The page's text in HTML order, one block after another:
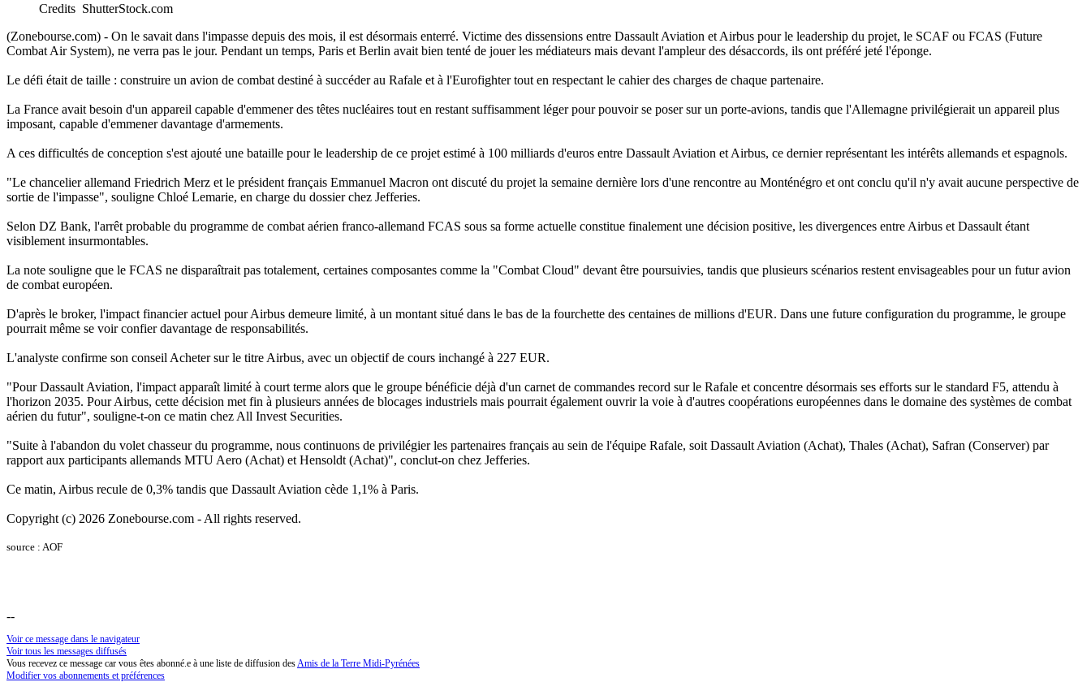
Credits ShutterStock.com
(Zonebourse.com) - On le savait dans l'impasse depuis des mois, il est désormais enterré. Victime des dissensions entre Dassault Aviation et Airbus pour le leadership du projet, le SCAF ou FCAS (Future
Combat Air System), ne verra pas le jour. Pendant un temps, Paris et Berlin avait bien tenté de jouer les médiateurs mais devant l'ampleur des désaccords, ils ont préféré jeté l'éponge.
Le défi était de taille : construire un avion de combat destiné à succéder au Rafale et à l'Eurofighter tout en respectant le cahier des charges de chaque partenaire.
La France avait besoin d'un appareil capable d'emmener des têtes nucléaires tout en restant suffisamment léger pour pouvoir se poser sur un porte-avions, tandis que l'Allemagne privilégierait un appareil plus
imposant, capable d'emmener davantage d'armements.
A ces difficultés de conception s'est ajouté une bataille pour le leadership de ce projet estimé à 100 milliards d'euros entre Dassault Aviation et Airbus, ce dernier représentant les intérêts allemands et espagnols.
"Le chancelier allemand Friedrich Merz et le président français Emmanuel Macron ont discuté du projet la semaine dernière lors d'une rencontre au Monténégro et ont conclu qu'il n'y avait aucune perspective de
sortie de l'impasse", souligne Chloé Lemarie, en charge du dossier chez Jefferies.
Selon DZ Bank, l'arrêt probable du programme de combat aérien franco-allemand FCAS sous sa forme actuelle constitue finalement une décision positive, les divergences entre Airbus et Dassault étant
visiblement insurmontables.
La note souligne que le FCAS ne disparaîtrait pas totalement, certaines composantes comme la "Combat Cloud" devant être poursuivies, tandis que plusieurs scénarios restent envisageables pour un futur avion
de combat européen.
D'après le broker, l'impact financier actuel pour Airbus demeure limité, à un montant situé dans le bas de la fourchette des centaines de millions d'EUR. Dans une future configuration du programme, le groupe
pourrait même se voir confier davantage de responsabilités.
L'analyste confirme son conseil Acheter sur le titre Airbus, avec un objectif de cours inchangé à 227 EUR.
"Pour Dassault Aviation, l'impact apparaît limité à court terme alors que le groupe bénéficie déjà d'un carnet de commandes record sur le Rafale et concentre désormais ses efforts sur le standard F5, attendu à
l'horizon 2035. Pour Airbus, cette décision met fin à plusieurs années de blocages industriels mais pourrait également ouvrir la voie à d'autres coopérations européennes dans le domaine des systèmes de combat
aérien du futur", souligne-t-on ce matin chez All Invest Securities.
"Suite à l'abandon du volet chasseur du programme, nous continuons de privilégier les partenaires français au sein de l'équipe Rafale, soit Dassault Aviation (Achat), Thales (Achat), Safran (Conserver) par
rapport aux participants allemands MTU Aero (Achat) et Hensoldt (Achat)", conclut-on chez Jefferies.
Ce matin, Airbus recule de 0,3% tandis que Dassault Aviation cède 1,1% à Paris.
Copyright (c) 2026 Zonebourse.com - All rights reserved.
source : AOF
--
Voir ce message dans le navigateur
Voir tous les messages diffusés
Vous recevez ce message car vous êtes abonné.e à une liste de diffusion desAmis de la Terre Midi-Pyrénées
Modifier vos abonnements et préférences